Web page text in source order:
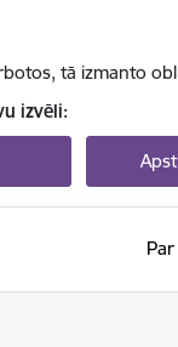
tā izmanto
izvēli: